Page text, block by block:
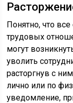
Понятно, что
трудовых
могут
уволить
расторгнув с
лично или по
уведомление,